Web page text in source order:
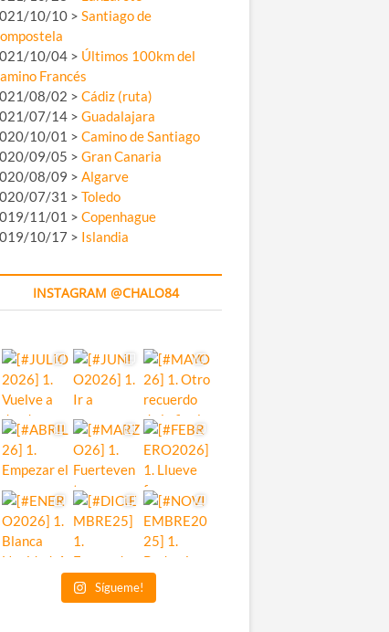
10/10 > Santiago de
10/04 > Últimos 100km del
Francés
08/02 > Cádiz (ruta)
07/14 > Guadalajara
10/01 > Camino de Santiago
09/05 > Gran Canaria
08/09 > Algarve
07/31 > Toledo
11/01 > Copenhague
10/17 > Islandia
INSTAGRAM @CHALO84
Sígueme!